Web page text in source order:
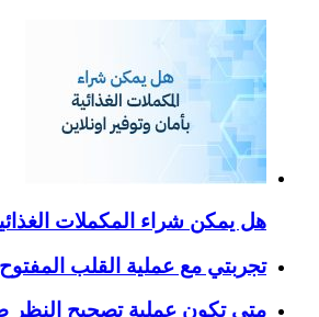
هل يمكن شراء المكملات
تجربتي مع عملية القلب المفتوح
متى تكون عملية تصحيح النظر